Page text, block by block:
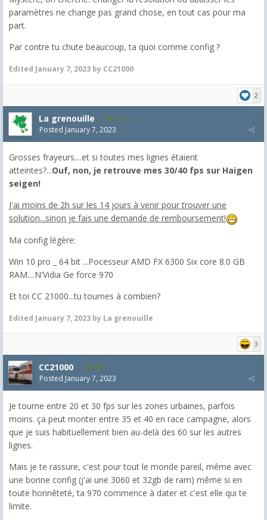
paramètres ne change pas grand chose, en tout cas pour ma
part.
Par contre tu chute beaucoup, ta quoi comme config ?
Edited January 7, 2023 by CC21000
2
La grenouille 3,271
Posted January 7, 2023
Grosses frayeurs....et si toutes mes lignes étaient
atteintes?...Ouf, non, je retrouve mes 30/40 fps sur Haigen
seigen!
J'ai moins de 2h sur les 14 jours à venir pour trouver une
solution...sinon je fais une demande de remboursement!
Ma config légère:
Win 10 pro _ 64 bit ...Pocesseur AMD FX 6300 Six core 8.0 GB
RAM....N'Vidia Ge force 970
Et toi CC 21000...tu tournes à combien?
Edited January 7, 2023 by La grenouille
3
CC21000 608
Posted January 7, 2023
Je tourne entre 20 et 30 fps sur les zones urbaines, parfois
moins. ça peut monter entre 35 et 40 en race campagne, alors
que je suis habituellement bien au-delà des 60 sur les autres
lignes.
Mais je te rassure, c'est pour tout le monde pareil, même avec
une bonne config (j'ai une 3060 et 32gb de ram) même si en
toute honnêteté, ta 970 commence à dater et c'est elle qui te
limite.